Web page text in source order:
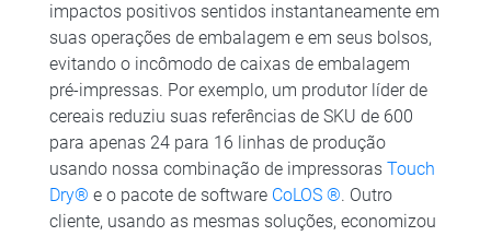
impactos positivos sentidos instantaneamente em
suas operações de embalagem e em seus bolsos,
evitando o incômodo de caixas de embalagem
pré-impressas. Por exemplo, um produtor líder de
cereais reduziu suas referências de SKU de 600
para apenas 24 para 16 linhas de produção
usando nossa combinação de impressoras Touch
Dry® e o pacote de software CoLOS ®. Outro
cliente, usando as mesmas soluções, economizou